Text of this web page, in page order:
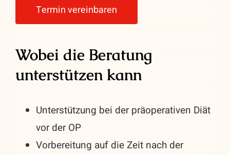
Termin vereinbaren
Wobei die Beratung
unterstützen kann
Unterstützung bei der präoperativen Diät
vor der OP
Vorbereitung auf die Zeit nach der